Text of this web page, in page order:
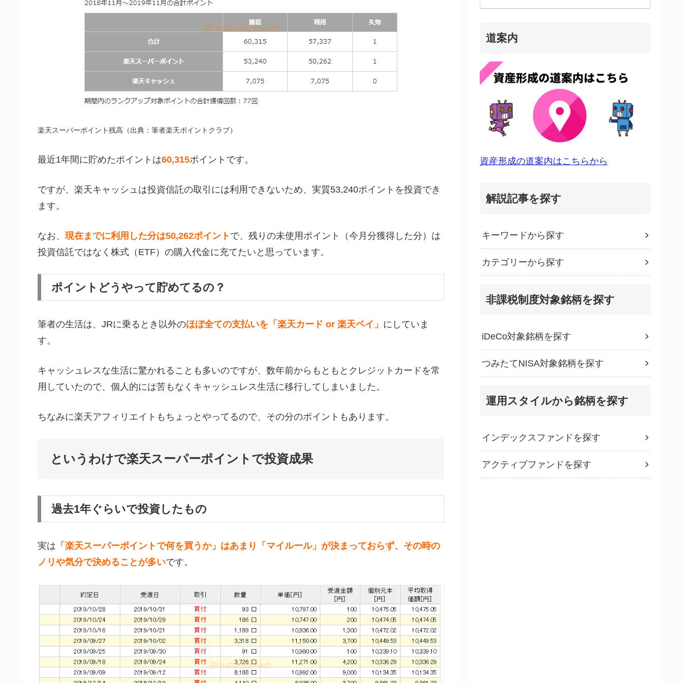
楽天スーパーポイント残高（出典：筆者楽天ポイントクラブ）
最近1年間に貯めたポイントは60,315ポイントです。
ですが、楽天キャッシュは投資信託の取引には利用できないため、実質53,240ポイントを投資でき
ます。
なお、 現在までに利用した分は50,262ポイント で、残りの未使用ポイント（今月分獲得した分）は
投資信託ではなく株式（ETF）の購入代金に充てたいと思っています。
ポイントどうやって貯めてるの？
筆者の生活は、JRに乗るとき以外のほぼ全ての支払いを「楽天カード or 楽天ペイ」 にしていま
す。
キャッシュレスな生活に驚かれることも多いのですが、数年前からもともとクレジットカードを常
用していたので、個人的には苦もなくキャッシュレス生活に移行してしまいました。
ちなみに楽天アフィリエイトもちょっとやってるので、その分のポイントもあります。
というわけで楽天スーパーポイントで投資成果
過去1年ぐらいで投資したもの
実は 「楽天スーパーポイントで何を買うか」はあまり「マイルール」が決まっておらず、その時の
ノリや気分で決めることが多いです。
道案内
資産形成の道案内はこちらから
解説記事を探す
キーワードから探す
カテゴリーから探す
非課税制度対象銘柄を探す
iDeCo対象銘柄を探す
つみたてNISA対象銘柄を探す
運用スタイルから銘柄を探す
インデックスファンドを探す
アクティブファンドを探す